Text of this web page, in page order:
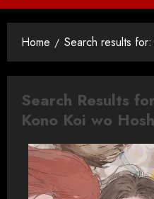
Home Search results
Search Results
Kono Koi wo